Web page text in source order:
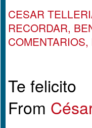
CESAR
RECORDAR,
Te felicito
From